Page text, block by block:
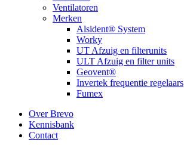
Ventilatoren
Merken
Alsident® System
Worky
UT Afzuig en filterunits
ULT Afzuig en filter units
Geovent®
Invertek frequentie regelaars
Fumex
Over Brevo
Kennisbank
Contact